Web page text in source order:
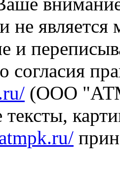
не
и
согласия
(ООО
тексты,